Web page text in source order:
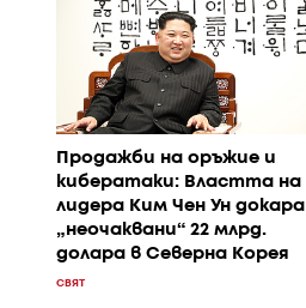
Продажби на оръжие и
кибератаки: Властта на
лидера Ким Чен Ун докара
„неочаквани“ 22 млрд.
долара в Северна Корея
СВЯТ